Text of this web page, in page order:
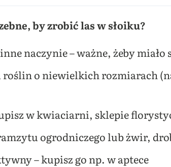
by zrobić las w słoiku?
naczynie – ważne, żeby
roślin o niewielkich rozmiarach
w kwiaciarni, sklepie
ogrodniczego lub żwir,
– kupisz go np. w aptece